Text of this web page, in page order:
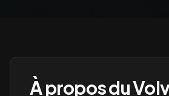
À propos du